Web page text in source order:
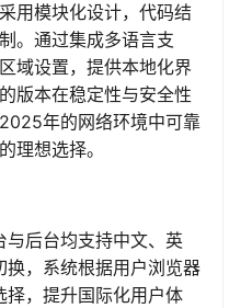
用模块化设计，代码结
。通过集成多语言支
域设置，提供本地化界
版本在稳定性与安全性
年的网络环境中可靠
理想选择。
与后台均支持中文、英
换，系统根据用户浏览器
择，提升国际化用户体